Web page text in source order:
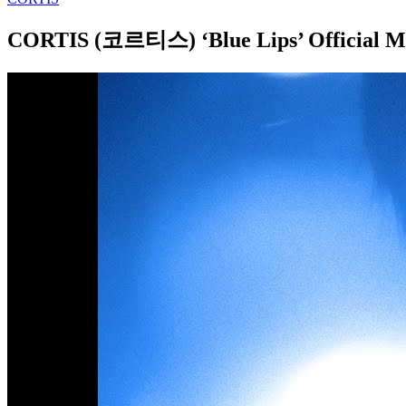
CORTIS (코르티스) ‘Blue Lips’ Official